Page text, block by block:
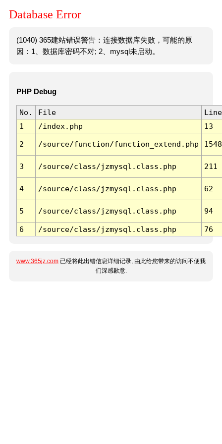
Database Error
(1040) 365建站错误警告：连接数据库失败，可能的原
因：1、数据库密码不对; 2、mysql未启动。
PHP Debug
No. File
Line
1
/index.php 13
2 /source/function/function_extend.php 1548
3 /source/class/jzmysql.class.php 211
4 /source/class/jzmysql.class.php 62
5 /source/class/jzmysql.class.php 94
6 /source/class/jzmysql.class.php 76
www.365jz.com 已经将此出错信息详细记录, 由此给您带来的访问不便我
们深感歉意.